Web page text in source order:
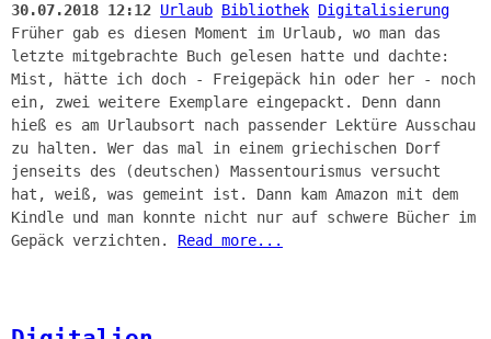
30.07.2018 12:12 Urlaub Bibliothek Digitalisierung
Früher gab es diesen Moment im Urlaub, wo man das
letzte mitgebrachte Buch gelesen hatte und dachte:
Mist, hätte ich doch - Freigepäck hin oder her - noch
ein, zwei weitere Exemplare eingepackt. Denn dann
hieß es am Urlaubsort nach passender Lektüre Ausschau
zu halten. Wer das mal in einem griechischen Dorf
jenseits des (deutschen) Massentourismus versucht
hat, weiß, was gemeint ist. Dann kam Amazon mit dem
Kindle und man konnte nicht nur auf schwere Bücher im
Gepäck verzichten. Read more...